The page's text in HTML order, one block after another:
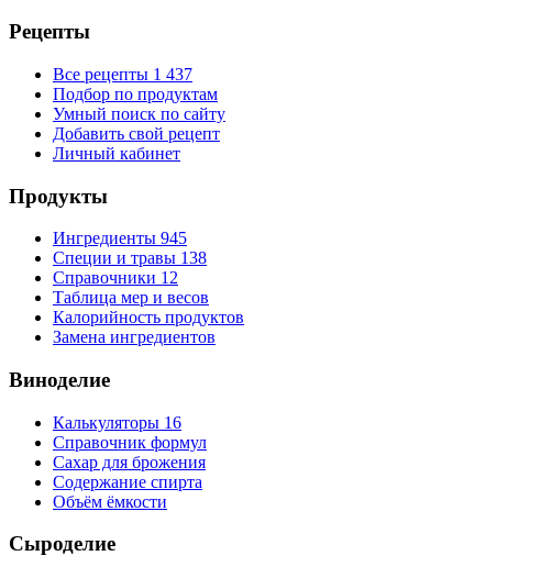
Рецепты
Все рецепты 1 437
Подбор по продуктам
Умный поиск по сайту
Добавить свой рецепт
Личный кабинет
Продукты
Ингредиенты 945
Специи и травы 138
Справочники 12
Таблица мер и весов
Калорийность продуктов
Замена ингредиентов
Виноделие
Калькуляторы 16
Справочник формул
Сахар для брожения
Содержание спирта
Объём ёмкости
Сыроделие